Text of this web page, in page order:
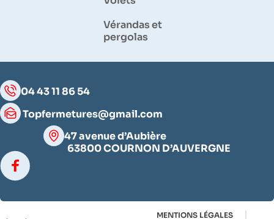
Vérandas et
pergolas
04 43 11 86 54
Topfermetures@gmail.com
47 avenue d’Aubière
63800 COURNON D’AUVERGNE
MENTIONS LÉGALES